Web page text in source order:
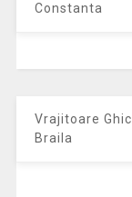
Constanta
Vrajitoare
Braila